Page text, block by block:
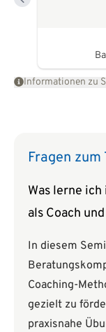
Informationen zu
Fragen
Was lerne
als Coach
In diesem
Coaching-
gezielt zu
praxisnahe